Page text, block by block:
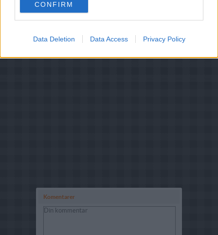
CONFIRM
Data Deletion Data Access Privacy Policy
Komentarer